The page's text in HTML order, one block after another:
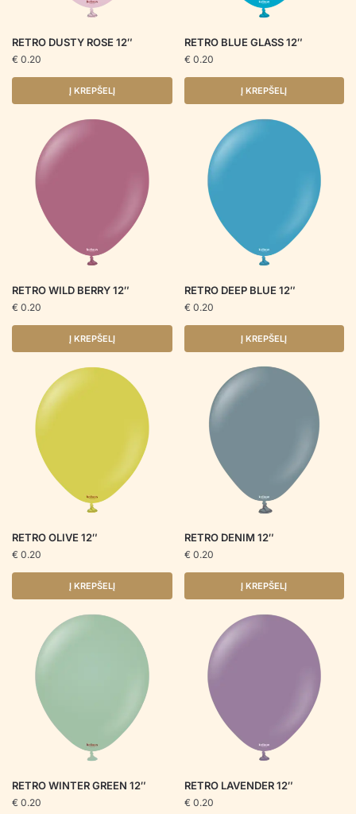
RETRO DUSTY ROSE 12″
€ 0.20
Į KREPŠELĮ
RETRO BLUE GLASS 12″
€ 0.20
Į KREPŠELĮ
RETRO WILD BERRY 12″
€ 0.20
Į KREPŠELĮ
RETRO DEEP BLUE 12″
€ 0.20
Į KREPŠELĮ
RETRO OLIVE 12″
€ 0.20
Į KREPŠELĮ
RETRO DENIM 12″
€ 0.20
Į KREPŠELĮ
RETRO WINTER GREEN 12″
€ 0.20
RETRO LAVENDER 12″
€ 0.20